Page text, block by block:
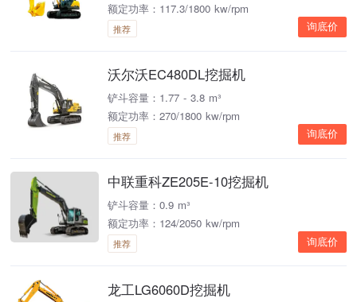
额定功率：117.3/1800 kw/rpm
推荐 询底价
沃尔沃EC480DL挖掘机
铲斗容量：1.77 - 3.8 m³
额定功率：270/1800 kw/rpm
推荐 询底价
中联重科ZE205E-10挖掘机
铲斗容量：0.9 m³
额定功率：124/2050 kw/rpm
推荐 询底价
龙工LG6060D挖掘机